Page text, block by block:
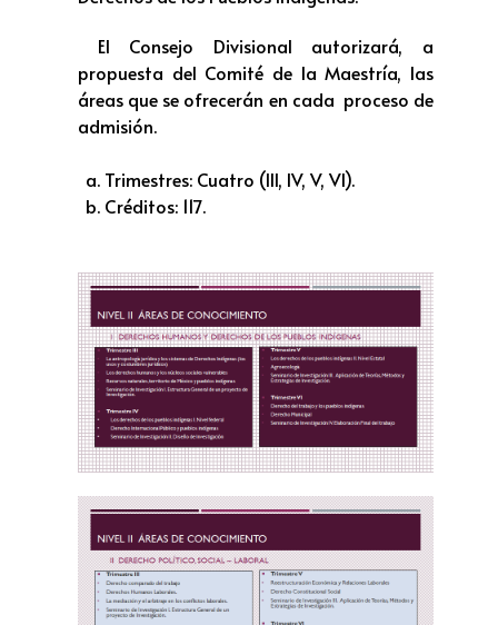
El Consejo Divisional autorizará, a
propuesta del Comité de la Maestría, las
áreas que se ofrecerán en cada proceso de
admisión.
Trimestres: Cuatro (III, IV, V, VI).
Créditos: 117.